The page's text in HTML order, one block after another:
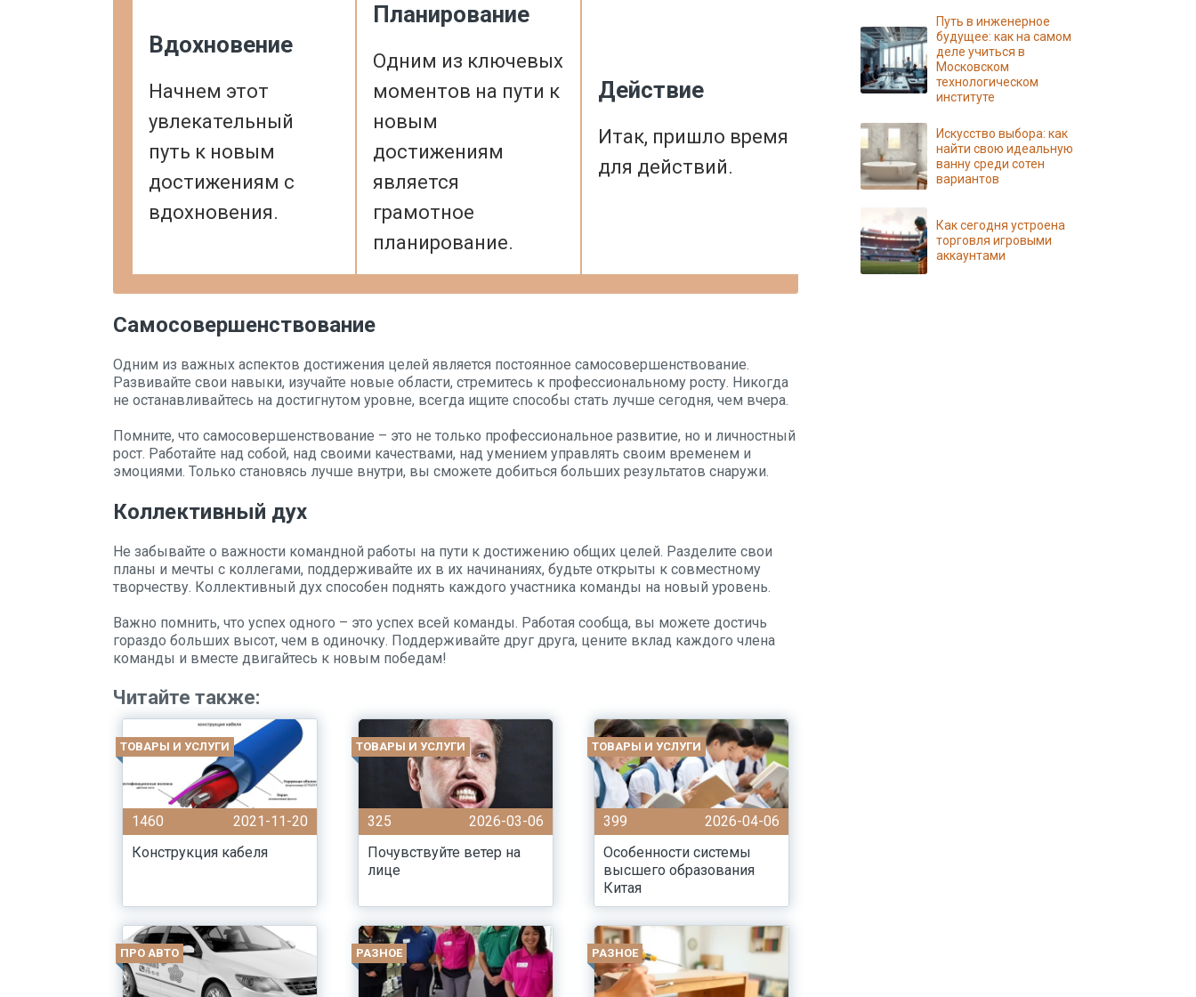
Вдохновение
Начнем этот
увлекательный
путь к новым
достижениям с
вдохновения.
Планирование
Одним из ключевых
моментов на пути к
новым
достижениям
является
грамотное
планирование.
Действие
Итак, пришло время
для действий.
Самосовершенствование
Одним из важных аспектов достижения целей является постоянное самосовершенствование.
Развивайте свои навыки, изучайте новые области, стремитесь к профессиональному росту. Никогда
не останавливайтесь на достигнутом уровне, всегда ищите способы стать лучше сегодня, чем вчера.
Помните, что самосовершенствование – это не только профессиональное развитие, но и личностный
рост. Работайте над собой, над своими качествами, над умением управлять своим временем и
эмоциями. Только становясь лучше внутри, вы сможете добиться больших результатов снаружи.
Коллективный дух
Не забывайте о важности командной работы на пути к достижению общих целей. Разделите свои
планы и мечты с коллегами, поддерживайте их в их начинаниях, будьте открыты к совместному
творчеству. Коллективный дух способен поднять каждого участника команды на новый уровень.
Важно помнить, что успех одного – это успех всей команды. Работая сообща, вы можете достичь
гораздо больших высот, чем в одиночку. Поддерживайте друг друга, цените вклад каждого члена
команды и вместе двигайтесь к новым победам!
Читайте также:
ТОВАРЫ И УСЛУГИ
1460
2021-11-20
Конструкция кабеля
ТОВАРЫ И УСЛУГИ
325
2026-03-06
Почувствуйте ветер на
лице
ТОВАРЫ И УСЛУГИ
399
2026-04-06
Особенности системы
высшего образования
Китая
ПРО АВТО РАЗНОЕ РАЗНОЕ
Путь в инженерное
будущее: как на самом
деле учиться в
Московском
технологическом
институте
Искусство выбора: как
найти свою идеальную
ванну среди сотен
вариантов
Как сегодня устроена
торговля игровыми
аккаунтами